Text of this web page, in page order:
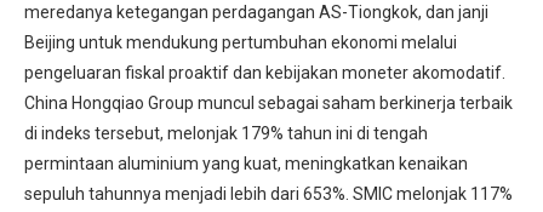
meredanya ketegangan perdagangan AS-Tiongkok, dan janji
Beijing untuk mendukung pertumbuhan ekonomi melalui
pengeluaran fiskal proaktif dan kebijakan moneter akomodatif.
China Hongqiao Group muncul sebagai saham berkinerja terbaik
di indeks tersebut, melonjak 179% tahun ini di tengah
permintaan aluminium yang kuat, meningkatkan kenaikan
sepuluh tahunnya menjadi lebih dari 653%. SMIC melonjak 117%